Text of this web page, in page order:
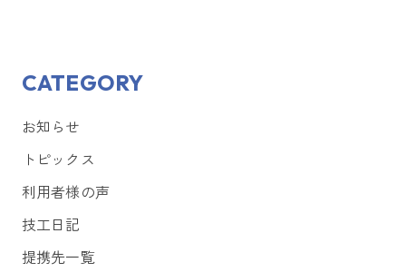
CATEGORY
お知らせ
トピックス
利用者様の声
技工日記
提携先一覧